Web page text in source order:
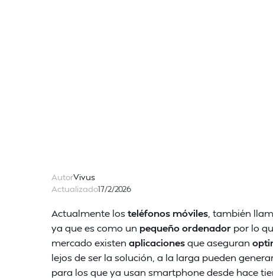
AutorVivus
Actualizado17/2/2026
Actualmente losteléfonos móviles , también
ya que es como un pequeño ordenador por lo
mercado existen aplicacionesque aseguran
lejos de ser la solución, a la larga pueden
para los que ya usan smartphone desde hace